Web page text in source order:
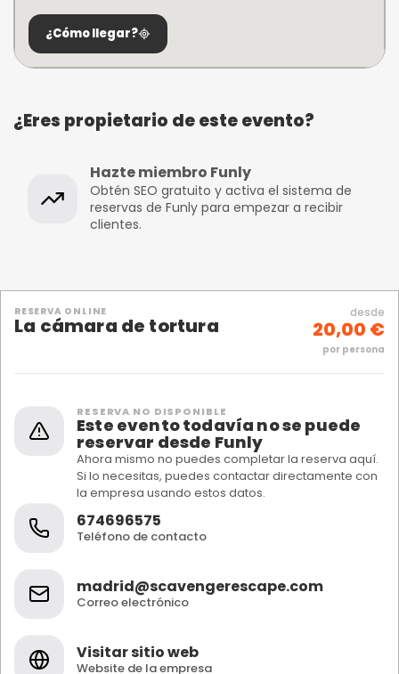
¿Cómo llegar?
¿Eres propietario de este evento?
Hazte miembro Funly
Obtén SEO gratuito y activa el sistema de
reservas de Funly para empezar a recibir
clientes.
RESERVA ONLINE
La cámara de tortura
desde
20,00 €
por persona
RESERVA NO DISPONIBLE
Este evento todavía no se puede
reservar desde Funly
Ahora mismo no puedes completar la reserva aquí.
Si lo necesitas, puedes contactar directamente con
la empresa usando estos datos.
674696575
Teléfono de contacto
madrid@scavengerescape.com
Correo electrónico
Visitar sitio web
Website de la empresa